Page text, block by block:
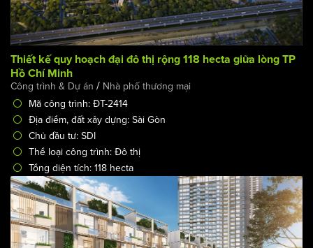
Thiết kế quy hoạch đại đô thị rộng 118 hecta giữa lòng TP
Hồ Chí Minh
Công trình & Dự án/
Mã công trình: ĐT-2414
Địa điểm, đất xây dựng: Sài Gòn
Chủ đầu tư: SDI
Thể loại công trình: Đô thị
Tổng diện tích: 118 hecta